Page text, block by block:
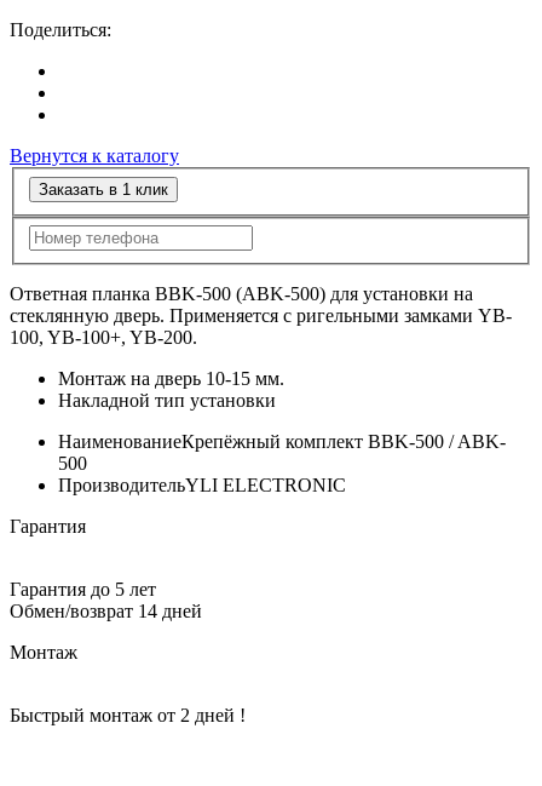
Поделиться:
Вернутся к каталогу
Заказать в 1 клик
Ответная планка BBK-500 (ABK-500) для установки на
стеклянную дверь. Применяется с ригельными замками YB-
100, YB-100+, YB-200.
Монтаж на дверь 10-15 мм.
Накладной тип установки
НаименованиеКрепёжный комплект BBK-500 / ABK-
500
ПроизводительYLI ELECTRONIC
Гарантия
Гарантия до 5 лет
Обмен/возврат 14 дней
Монтаж
Быстрый монтаж от 2 дней !